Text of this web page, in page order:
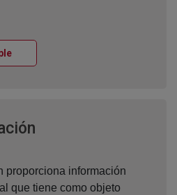
Ventana nueva
proporciona información
que tiene como objeto